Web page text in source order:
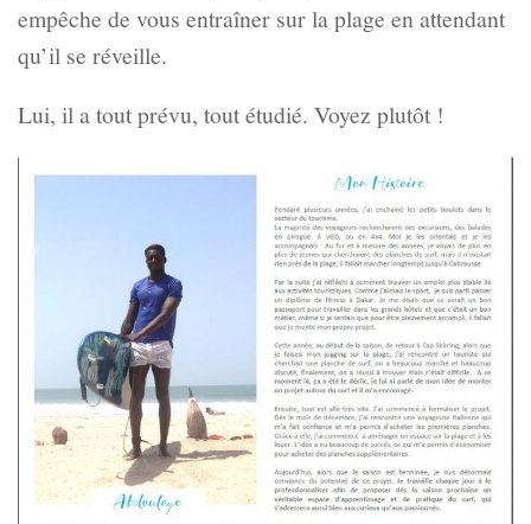
empêche de vous entraîner sur la plage en attendant
qu’il se réveille.
Lui, il a tout prévu, tout étudié. Voyez plutôt !